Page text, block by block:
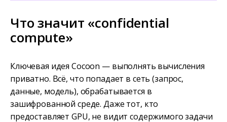
Что значит «confidential
compute»
Ключевая идея Cocoon — выполнять вычисления
приватно. Всё, что попадает в сеть (запрос,
данные, модель), обрабатывается в
зашифрованной среде. Даже тот, кто
предоставляет GPU, не видит содержимого задачи